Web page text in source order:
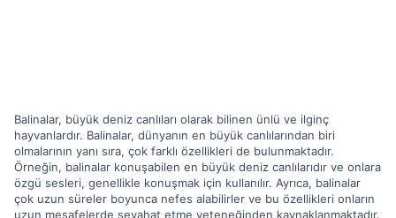
Balinalar, büyük deniz canlıları olarak bilinen ünlü ve ilginç
hayvanlardır. Balinalar, dünyanın en büyük canlılarından biri
olmalarının yanı sıra, çok farklı özellikleri de bulunmaktadır.
Örneğin, balinalar konuşabilen en büyük deniz canlılarıdır ve onlara
özgü sesleri, genellikle konuşmak için kullanılır. Ayrıca, balinalar
çok uzun süreler boyunca nefes alabilirler ve bu özellikleri onların
uzun mesafelerde seyahat etme yeteneğinden kaynaklanmaktadır.